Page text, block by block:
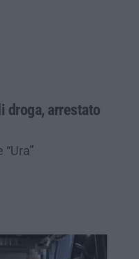
droga, arrestato